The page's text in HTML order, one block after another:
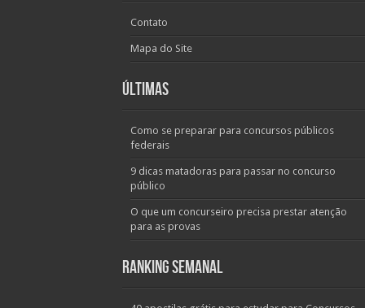
Contato
Mapa do Site
Últimas
Como se preparar para concursos públicos
federais
9 dicas matadoras para passar no concurso
público
O que um concurseiro precisa prestar atenção
para as provas
Ranking Semanal